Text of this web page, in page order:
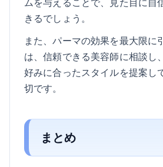
きるでしょう。
また、パーマの効果を最大限に
は、信頼できる美容師に相談し
好みに合ったスタイルを提案し
切です。
まとめ